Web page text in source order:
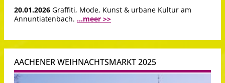
20.01.2026 Graffiti, Mode, Kunst & urbane Kultur am
Annuntiatenbach. ...meer >>
AACHENER WEIHNACHTSMARKT 2025